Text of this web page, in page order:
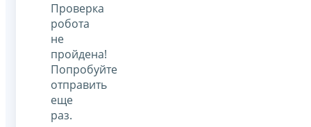
Проверка
робота
не
пройдена!
Попробуйте
отправить
еще
раз.